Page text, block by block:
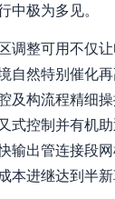
极为多见。
调整可用不仅
然特别催化
及构流程精细
控制并有机
输出管连接段
本进继达到半